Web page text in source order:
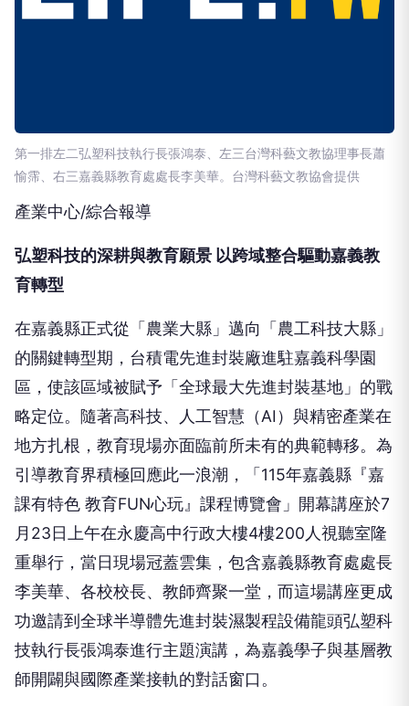
第一排左二弘塑科技執行長張鴻泰、左三台灣科藝文教協理事長蕭
愉霈、右三嘉義縣教育處處長李美華。台灣科藝文教協會提供
產業中心/綜合報導
弘塑科技的深耕與教育願景 以跨域整合驅動嘉義教
育轉型
在嘉義縣正式從「農業大縣」邁向「農工科技大縣」
的關鍵轉型期，台積電先進封裝廠進駐嘉義科學園
區，使該區域被賦予「全球最大先進封裝基地」的戰
略定位。隨著高科技、人工智慧（AI）與精密產業在
地方扎根，教育現場亦面臨前所未有的典範轉移。為
引導教育界積極回應此一浪潮，「115年嘉義縣『嘉
課有特色 教育FUN心玩』課程博覽會」開幕講座於7
月23日上午在永慶高中行政大樓4樓200人視聽室隆
重舉行，當日現場冠蓋雲集，包含嘉義縣教育處處長
李美華、各校校長、教師齊聚一堂，而這場講座更成
功邀請到全球半導體先進封裝濕製程設備龍頭弘塑科
技執行長張鴻泰進行主題演講，為嘉義學子與基層教
師開闢與國際產業接軌的對話窗口。